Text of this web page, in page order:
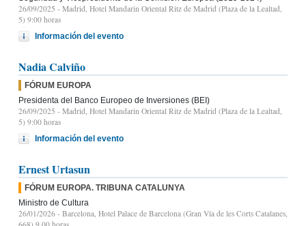
26/09/2025 - Madrid, Hotel Mandarin Oriental Ritz de Madrid (Plaza de la Lealtad,
5) 9:00 horas
Información del evento
Nadia Calviño
FÓRUM EUROPA
Presidenta del Banco Europeo de Inversiones (BEI)
26/09/2025 - Madrid, Hotel Mandarin Oriental Ritz de Madrid (Plaza de la Lealtad,
5) 9:00 horas
Información del evento
Ernest Urtasun
FÓRUM EUROPA. TRIBUNA CATALUNYA
Ministro de Cultura
26/01/2026 - Barcelona, Hotel Palace de Barcelona (Gran Vía de les Corts Catalanes,